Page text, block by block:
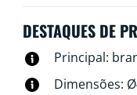
a todo o instante.
DESTAQUES DE
Principal:
Dimensões: